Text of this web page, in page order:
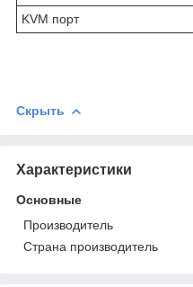
KVM порт
Скрыть
Характеристики
Основные
Производитель
Страна производитель